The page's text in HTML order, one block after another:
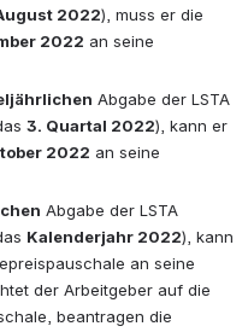
2022), muss er die
2022 an seine
Abgabe der LSTA
3. Quartal 2022), kann er
2022 an seine
Abgabe der LSTA
Kalenderjahr 2022), kann
an seine
der Arbeitgeber auf die
beantragen die